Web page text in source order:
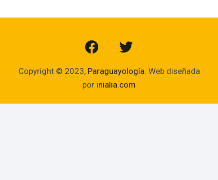
Copyright © 2023, Paraguayología. Web diseñada
por inialia.com